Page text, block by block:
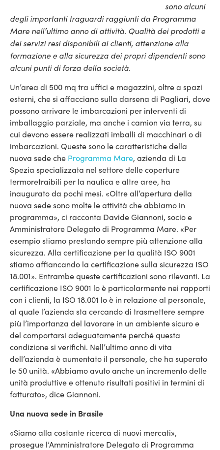
sono alcuni
degli importanti traguardi raggiunti da Programma
Mare nell’ultimo anno di attività. Qualità dei prodotti e
dei servizi resi disponibili ai clienti, attenzione alla
formazione e alla sicurezza dei propri dipendenti sono
alcuni punti di forza della società.
Un’area di 500 mq tra uffici e magazzini, oltre a spazi
esterni, che si affacciano sulla darsena di Pagliari, dove
possono arrivare le imbarcazioni per interventi di
imballaggio parziale, ma anche i camion via terra, su
cui devono essere realizzati imballi di macchinari o di
imbarcazioni. Queste sono le caratteristiche della
nuova sede che Programma Mare, azienda di La
Spezia specializzata nel settore delle coperture
termoretraibili per la nautica e altre aree, ha
inaugurato da pochi mesi. «Oltre all’apertura della
nuova sede sono molte le attività che abbiamo in
programma», ci racconta Davide Giannoni, socio e
Amministratore Delegato di Programma Mare. «Per
esempio stiamo prestando sempre più attenzione alla
sicurezza. Alla certificazione per la qualità ISO 9001
stiamo affiancando la certificazione sulla sicurezza ISO
18.001». Entrambe queste certificazioni sono rilevanti. La
certificazione ISO 9001 lo è particolarmente nei rapporti
con i clienti, la ISO 18.001 lo è in relazione al personale,
al quale l’azienda sta cercando di trasmettere sempre
più l’importanza del lavorare in un ambiente sicuro e
del comportarsi adeguatamente perché questa
condizione si verifichi. Nell’ultimo anno di vita
dell’azienda è aumentato il personale, che ha superato
le 50 unità. «Abbiamo avuto anche un incremento delle
unità produttive e ottenuto risultati positivi in termini di
fatturato», dice Giannoni.
Una nuova sede in Brasile
«Siamo alla costante ricerca di nuovi mercati»,
prosegue l’Amministratore Delegato di Programma